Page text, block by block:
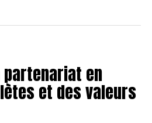
partenariat en
et des valeurs